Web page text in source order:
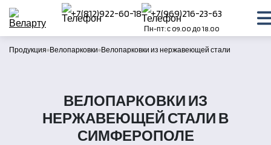
+7(812)922-60-18 +7(969)216-23-63
Пн-пт: с 09.00 до 18.00
Продукция Велопарковки Велопарковки из нержавеющей стали
ВЕЛОПАРКОВКИ ИЗ
НЕРЖАВЕЮЩЕЙ СТАЛИ В
СИМФЕРОПОЛЕ